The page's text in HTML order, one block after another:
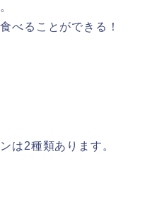
べることができる！
は2種類あります。